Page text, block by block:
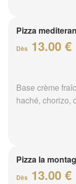
Pizza
Dès 13.00 €
Base crème
haché, chorizo,
Pizza la
Dès 13.00 €